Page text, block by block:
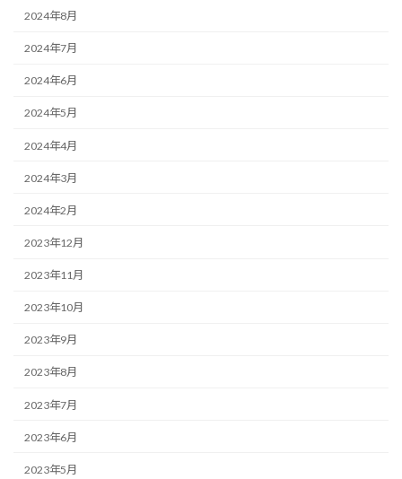
2024年8月
2024年7月
2024年6月
2024年5月
2024年4月
2024年3月
2024年2月
2023年12月
2023年11月
2023年10月
2023年9月
2023年8月
2023年7月
2023年6月
2023年5月